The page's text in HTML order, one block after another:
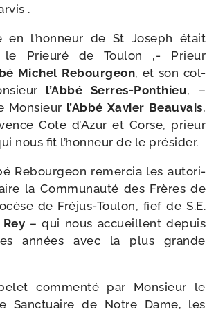
.
en l’hon­neur de St Joseph était
le Prieuré de Toulon ‚- Prieur
Michel Rebourgeon, et son col­
l’Abbé Serres-​Ponthieu, –
Monsieur l’Abbé Xavier Beauvais,
Cote d’Azur et Corse, prieur
nous fit l’hon­neur de le présider.
Rebourgeon remer­cia les auto­ri­
la Communauté des Frères de
de Fréjus-​Toulon, fief de S.E.
– qui nous accueillent depuis
années avec la plus grande
com­men­té par Monsieur le
Sanctuaire de Notre Dame, les